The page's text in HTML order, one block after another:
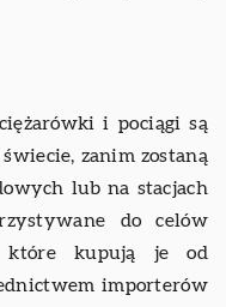
i pociągi są
zanim zostaną
lub na stacjach
do celów
które kupują je od
importerów